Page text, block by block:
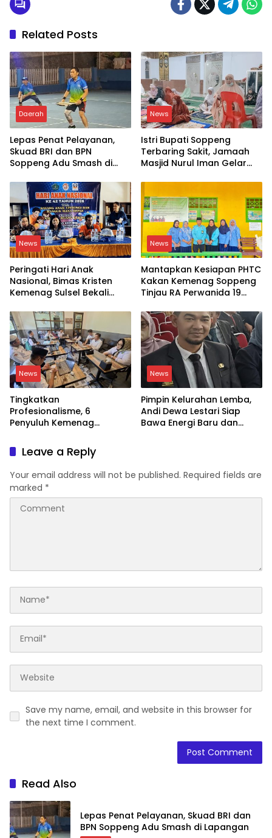
Related Posts
Daerah
Lepas Penat Pelayanan,
Skuad BRI dan BPN
Soppeng Adu Smash di
News
Istri Bupati Soppeng
Terbaring Sakit, Jamaah
Masjid Nurul Iman Gelar
News
Peringati Hari Anak
Nasional, Bimas Kristen
Kemenag Sulsel Bekali
News
Mantapkan Kesiapan PHTC
Kakan Kemenag Soppeng
Tinjau RA Perwanida 19
News
Tingkatkan
Profesionalisme, 6
Penyuluh Kemenag
Kenaikan Jabatan
News
Pimpin Kelurahan Lemba,
Andi Dewa Lestari Siap
Bawa Energi Baru dan
Leave a Reply
Your email address will not be published. Required fields are
marked *
Save my name, email, and website in this browser for
the next time I comment.
Read Also
Lepas Penat Pelayanan, Skuad BRI dan
BPN Soppeng Adu Smash di Lapangan